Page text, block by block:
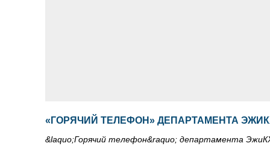
«ГОРЯЧИЙ ТЕЛЕФОН» ДЕПАРТАМЕНТА
&laquo;Горячий телефон&raquo; департамента